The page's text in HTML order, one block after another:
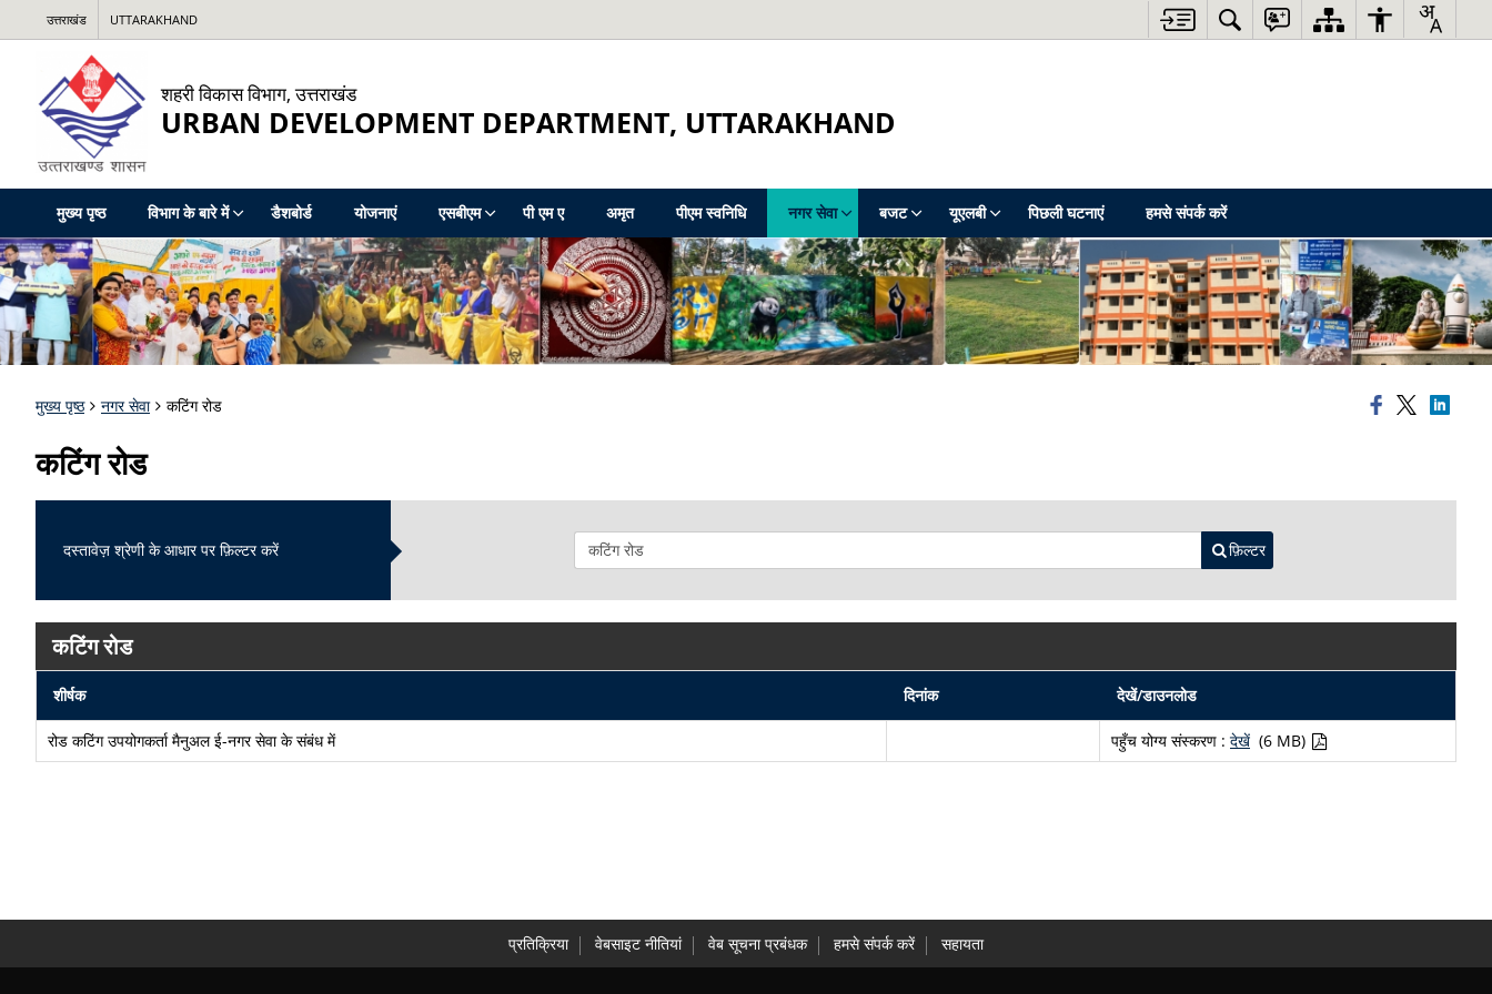
उत्तराखंड UTTARAKHAND
शहरी विकास विभाग, उत्तराखंड
URBAN DEVELOPMENT DEPARTMENT, UTTARAKHAND
मुख्य पृष्ठ विभाग के बारे में डैशबोर्ड योजनाएं एसबीएम पी एम ए अमृत पीएम स्वनिधि नगर सेवा बजट यूएलबी पिछली घटनाएं हमसे संपर्क करें
मुख्य पृष्ठ नगर सेवा कटिंग रोड
कटिंग रोड
दस्तावेज़ श्रेणी के आधार पर फ़िल्टर करें फ़िल्टर
कटिंग रोड
शीर्षक दिनांक देखें/डाउनलोड
रोड कटिंग उपयोगकर्ता मैनुअल ई-नगर सेवा के संबंध में पहुँच योग्य संस्करण : देखें (6 MB)
प्रतिक्रिया वेबसाइट नीतियां वेब सूचना प्रबंधक हमसे संपर्क करें सहायता